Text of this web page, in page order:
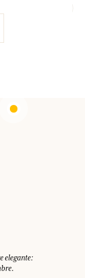
elegante: